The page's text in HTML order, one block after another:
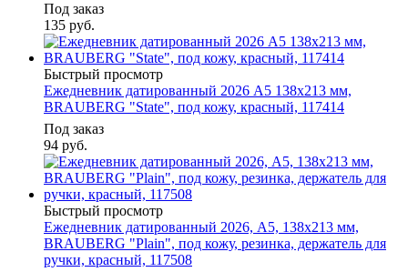
Под заказ
135 руб.
Быстрый просмотр
Ежедневник датированный 2026 А5 138х213 мм,
BRAUBERG "State", под кожу, красный, 117414
Под заказ
94 руб.
Быстрый просмотр
Ежедневник датированный 2026, А5, 138х213 мм,
BRAUBERG "Plain", под кожу, резинка, держатель для
ручки, красный, 117508